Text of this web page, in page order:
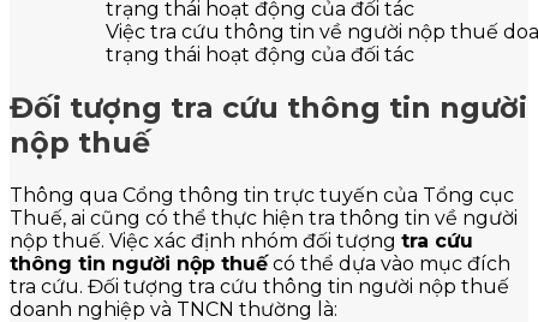
Việc tra cứu thông tin về người nộp thuế
trạng thái hoạt động của đối tác
Đối tượng tra cứu thông tin người
nộp thuế
Thông qua Cổng thông tin trực tuyến của Tổng cục
Thuế, ai cũng có thể thực hiện tra thông tin về người
nộp thuế. Việc xác định nhóm đối tượng tra cứu
thông tin người nộp thuếcó thể dựa vào mục đích
tra cứu. Đối tượng tra cứu thông tin người nộp thuế
doanh nghiệp và TNCN thường là: